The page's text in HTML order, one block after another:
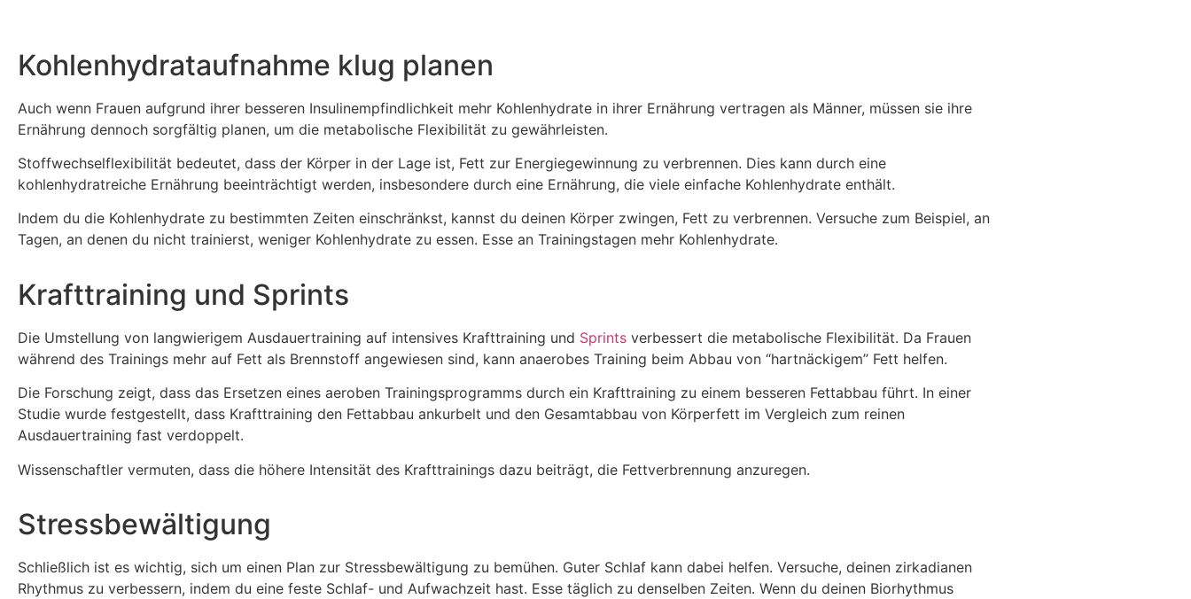
Kohlenhydrataufnahme klug planen
Auch wenn Frauen aufgrund ihrer besseren Insulinempfindlichkeit mehr Kohlenhydrate in ihrer Ernährung vertragen als Männer, müssen sie ihre
Ernährung dennoch sorgfältig planen, um die metabolische Flexibilität zu gewährleisten.
Stoffwechselflexibilität bedeutet, dass der Körper in der Lage ist, Fett zur Energiegewinnung zu verbrennen. Dies kann durch eine
kohlenhydratreiche Ernährung beeinträchtigt werden, insbesondere durch eine Ernährung, die viele einfache Kohlenhydrate enthält.
Indem du die Kohlenhydrate zu bestimmten Zeiten einschränkst, kannst du deinen Körper zwingen, Fett zu verbrennen. Versuche zum Beispiel, an
Tagen, an denen du nicht trainierst, weniger Kohlenhydrate zu essen. Esse an Trainingstagen mehr Kohlenhydrate.
Krafttraining und Sprints
Die Umstellung von langwierigem Ausdauertraining auf intensives Krafttraining und Sprints verbessert die metabolische Flexibilität. Da Frauen
während des Trainings mehr auf Fett als Brennstoff angewiesen sind, kann anaerobes Training beim Abbau von “hartnäckigem” Fett helfen.
Die Forschung zeigt, dass das Ersetzen eines aeroben Trainingsprogramms durch ein Krafttraining zu einem besseren Fettabbau führt. In einer
Studie wurde festgestellt, dass Krafttraining den Fettabbau ankurbelt und den Gesamtabbau von Körperfett im Vergleich zum reinen
Ausdauertraining fast verdoppelt.
Wissenschaftler vermuten, dass die höhere Intensität des Krafttrainings dazu beiträgt, die Fettverbrennung anzuregen.
Stressbewältigung
Schließlich ist es wichtig, sich um einen Plan zur Stressbewältigung zu bemühen. Guter Schlaf kann dabei helfen. Versuche, deinen zirkadianen
Rhythmus zu verbessern, indem du eine feste Schlaf- und Aufwachzeit hast. Esse täglich zu denselben Zeiten. Wenn du deinen Biorhythmus